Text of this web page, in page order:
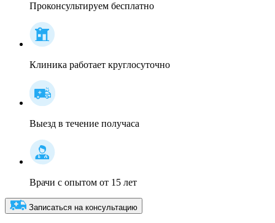
Проконсультируем бесплатно
Клиника работает круглосуточно
Выезд в течение получаса
Врачи с опытом от 15 лет
Записаться на консультацию